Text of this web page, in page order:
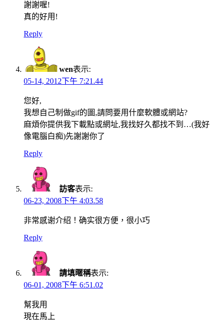
謝謝喔!
真的好用!
Reply
wen表示:
05-14, 2012下午 7:21.44
您好,
我想自己制做gif的圖,請問要用什麼軟體或網站?
麻煩你提供我下載點或網址,我找好久都找不到…(我好
像電腦白痴)先謝謝你了
Reply
訪客表示:
06-23, 2008下午 4:03.58
非常感谢介绍！确实很方便，很小巧
Reply
請填暱稱表示:
06-01, 2008下午 6:51.02
幫我用
現在馬上